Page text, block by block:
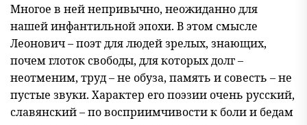
Многое в ней непривычно, неожиданно для
нашей инфантильной эпохи. В этом смысле
Леонович – поэт для людей зрелых, знающих,
почем глоток свободы, для которых долг –
неотменим, труд – не обуза, память и совесть – не
пустые звуки. Характер его поэзии очень русский,
славянский – по восприимчивости к боли и бедам